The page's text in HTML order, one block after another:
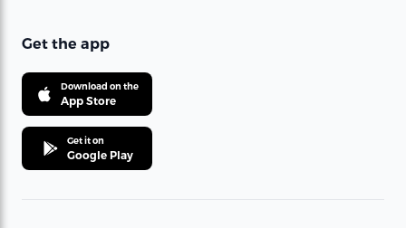
Get the app
Download on the
App Store
Get it on
Google Play